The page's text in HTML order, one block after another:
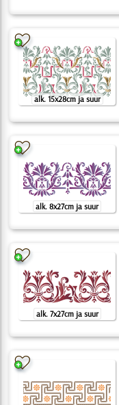
alk. 15x28cm ja suur
alk. 8x27cm ja suur
alk. 7x27cm ja suur